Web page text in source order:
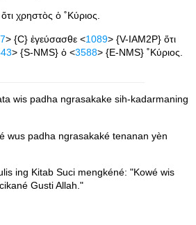
χρηστὸς ὁ ˚Κύριος.
> {C} ἐγεύσασθε <1089> {V-IAM2P} ὅτι
> {S-NMS} ὁ <3588> {E-NMS} ˚Κύριος.
wis padha ngrasakake sih-kadarmaning
wus padha ngrasakaké tenanan yèn
ing Kitab Suci mengkéné: "Kowé wis
Gusti Allah."